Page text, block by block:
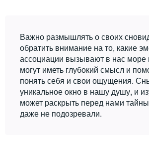
Важно размышлять о своих
обратить внимание на то, какие
ассоциации вызывают в нас море
могут иметь глубокий смысл и
понять себя и свои ощущения.
уникальное окно в нашу душу, и
может раскрыть перед нами
даже не подозревали.